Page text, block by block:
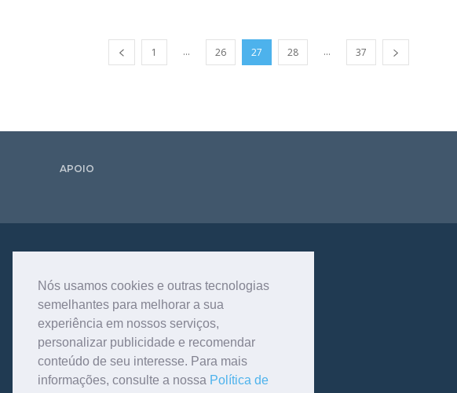
Nós usamos cookies e outras tecnologias
semelhantes para melhorar a sua
experiência em nossos serviços,
personalizar publicidade e recomendar
conteúdo de seu interesse. Para mais
informações, consulte a nossa Política de
1 ... 26 27 28 ... 37
APOIO